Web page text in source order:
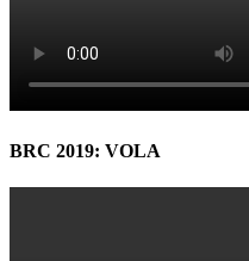
BRC 2019: VOLA